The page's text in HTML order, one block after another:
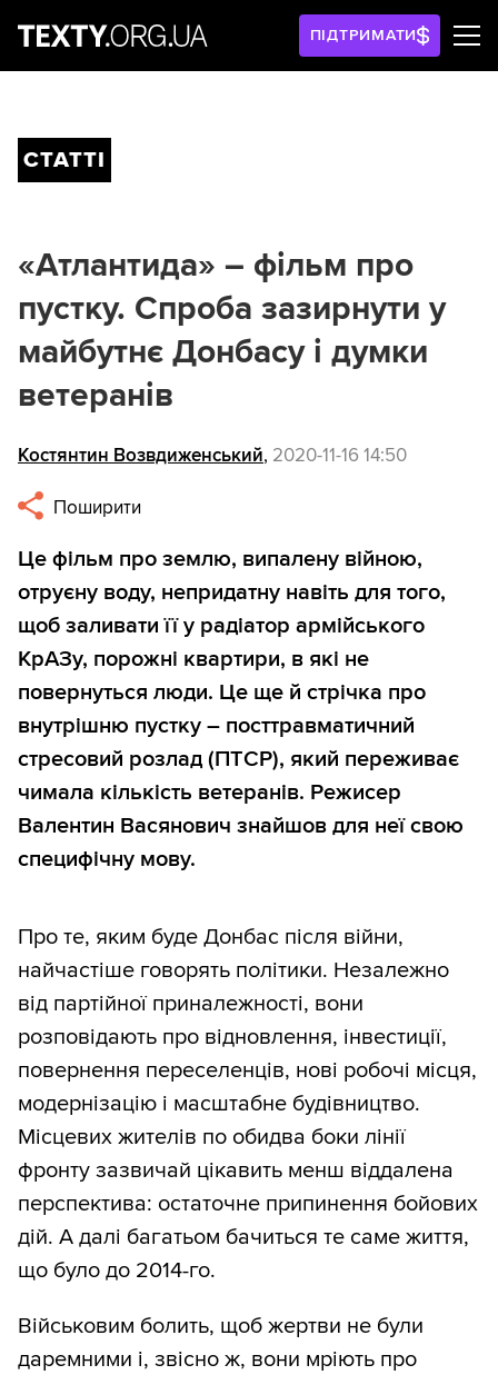
ПІДТРИМАТИ
СТАТТІ
«Атлантида» – фільм про
пустку. Спроба зазирнути у
майбутнє Донбасу і думки
ветеранів
Костянтин Возвдиженський, 2020-11-16 14:50
Поширити
Це фільм про землю, випалену війною,
отруєну воду, непридатну навіть для того,
щоб заливати її у радіатор армійського
КрАЗу, порожні квартири, в які не
повернуться люди. Це ще й стрічка про
внутрішню пустку – посттравматичний
стресовий розлад (ПТСР), який переживає
чимала кількість ветеранів. Режисер
Валентин Васянович знайшов для неї свою
специфічну мову.
Про те, яким буде Донбас після війни,
найчастіше говорять політики. Незалежно
від партійної приналежності, вони
розповідають про відновлення, інвестиції,
повернення переселенців, нові робочі місця,
модернізацію і масштабне будівництво.
Місцевих жителів по обидва боки лінії
фронту зазвичай цікавить менш віддалена
перспектива: остаточне припинення бойових
дій. А далі багатьом бачиться те саме життя,
що було до 2014-го.
Військовим болить, щоб жертви не були
даремними і, звісно ж, вони мріють про